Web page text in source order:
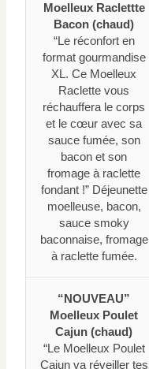
Moelleux Raclettte
Bacon (chaud)
“Le réconfort en
format gourmandise
XL. Ce Moelleux
Raclette vous
réchauffera le corps
et le cœur avec sa
sauce fumée, son
bacon et son
fromage à raclette
fondant !” Déjeunette
moelleuse, bacon,
sauce smoky
baconnaise, fromage
à raclette fumée.
“NOUVEAU”
Moelleux Poulet
Cajun (chaud)
“Le Moelleux Poulet
Cajun va réveiller tes